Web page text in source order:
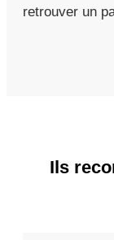
retrouver un
Ils